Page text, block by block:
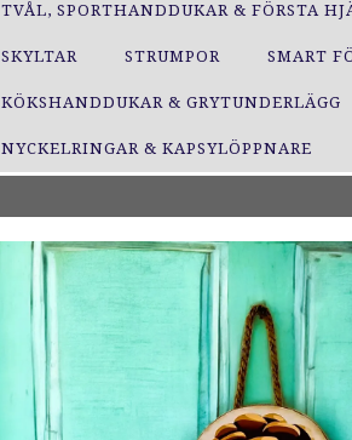
TVÅL, SPORTHANDDUKAR & FÖRSTA
SKYLTAR STRUMPOR SMART
KÖKSHANDDUKAR & GRYTUNDERLÄGG
NYCKELRINGAR & KAPSYLÖPPNARE